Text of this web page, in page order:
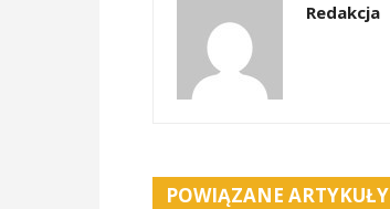
Redakcja
POWIĄZANE ARTYKUŁY